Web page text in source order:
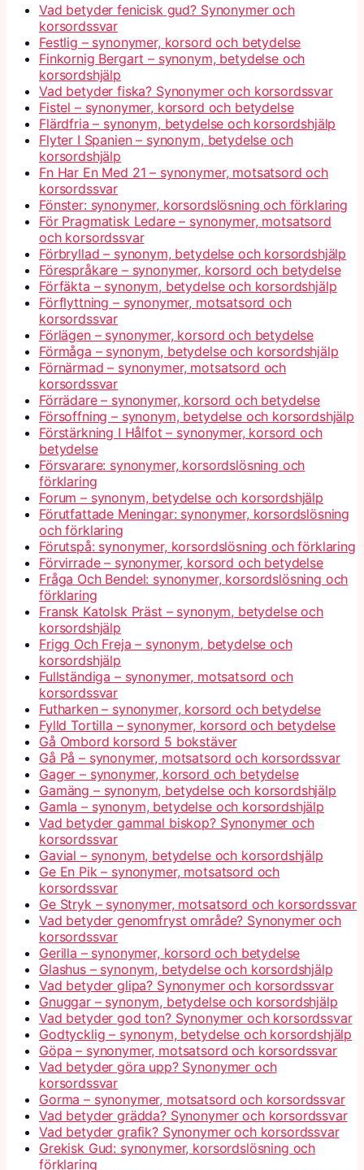
Vad betyder fenicisk gud? Synonymer och
korsordssvar
Festlig – synonymer, korsord och betydelse
Finkornig Bergart – synonym, betydelse och
korsordshjälp
Vad betyder fiska? Synonymer och korsordssvar
Fistel – synonymer, korsord och betydelse
Flärdfria – synonym, betydelse och korsordshjälp
Flyter I Spanien – synonym, betydelse och
korsordshjälp
Fn Har En Med 21 – synonymer, motsatsord och
korsordssvar
Fönster: synonymer, korsordslösning och förklaring
För Pragmatisk Ledare – synonymer, motsatsord
och korsordssvar
Förbryllad – synonym, betydelse och korsordshjälp
Förespråkare – synonymer, korsord och betydelse
Förfäkta – synonym, betydelse och korsordshjälp
Förflyttning – synonymer, motsatsord och
korsordssvar
Förlägen – synonymer, korsord och betydelse
Förmåga – synonym, betydelse och korsordshjälp
Förnärmad – synonymer, motsatsord och
korsordssvar
Förrädare – synonymer, korsord och betydelse
Försoffning – synonym, betydelse och korsordshjälp
Förstärkning I Hålfot – synonymer, korsord och
betydelse
Försvarare: synonymer, korsordslösning och
förklaring
Forum – synonym, betydelse och korsordshjälp
Förutfattade Meningar: synonymer, korsordslösning
och förklaring
Förutspå: synonymer, korsordslösning och förklaring
Förvirrade – synonymer, korsord och betydelse
Fråga Och Bendel: synonymer, korsordslösning och
förklaring
Fransk Katolsk Präst – synonym, betydelse och
korsordshjälp
Frigg Och Freja – synonym, betydelse och
korsordshjälp
Fullständiga – synonymer, motsatsord och
korsordssvar
Futharken – synonymer, korsord och betydelse
Fylld Tortilla – synonymer, korsord och betydelse
Gå Ombord korsord 5 bokstäver
Gå På – synonymer, motsatsord och korsordssvar
Gager – synonymer, korsord och betydelse
Gamäng – synonym, betydelse och korsordshjälp
Gamla – synonym, betydelse och korsordshjälp
Vad betyder gammal biskop? Synonymer och
korsordssvar
Gavial – synonym, betydelse och korsordshjälp
Ge En Pik – synonymer, motsatsord och
korsordssvar
Ge Stryk – synonymer, motsatsord och korsordssvar
Vad betyder genomfryst område? Synonymer och
korsordssvar
Gerilla – synonymer, korsord och betydelse
Glashus – synonym, betydelse och korsordshjälp
Vad betyder glipa? Synonymer och korsordssvar
Gnuggar – synonym, betydelse och korsordshjälp
Vad betyder god ton? Synonymer och korsordssvar
Godtycklig – synonym, betydelse och korsordshjälp
Göpa – synonymer, motsatsord och korsordssvar
Vad betyder göra upp? Synonymer och
korsordssvar
Gorma – synonymer, motsatsord och korsordssvar
Vad betyder grädda? Synonymer och korsordssvar
Vad betyder grafik? Synonymer och korsordssvar
Grekisk Gud: synonymer, korsordslösning och
förklaring